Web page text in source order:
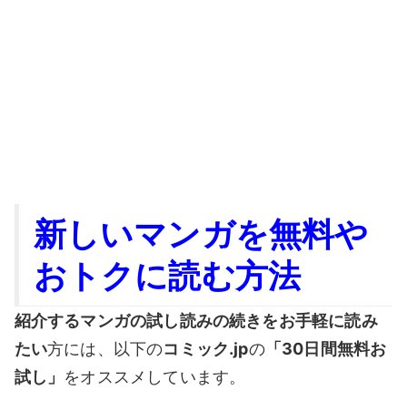
新しいマンガを無料や
おトクに読む方法
紹介するマンガの試し読みの続きをお手軽に読み
たい方には、以下のコミック.jpの「30日間無料お
試し」 をオススメしています。